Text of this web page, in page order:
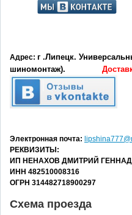
Адрес: г .Липецк.
шиномонтаж).
Электронная почта:
РЕКВИЗИТЫ:
ИП НЕНАХОВ ДМИТРИЙ
ИНН 482510008316
ОГРН 314482718900297
Схема проезда